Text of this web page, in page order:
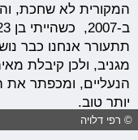
המקורית לא שחכת,
מגניב, ולכן קיבלת
הנעליים, ומכפתר את
יותר טוב.
© רפי דלויה